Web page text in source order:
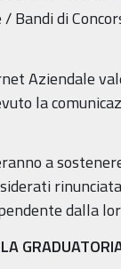
Bandi di
Aziendale
la
a
dalla